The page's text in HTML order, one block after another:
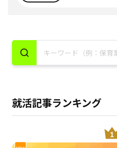
就活記事ランキング